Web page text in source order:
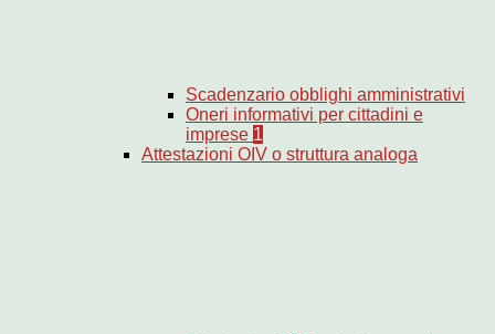
Scadenzario obblighi amministrativi
Oneri informativi per cittadini e
imprese 1
Attestazioni OIV o struttura analoga